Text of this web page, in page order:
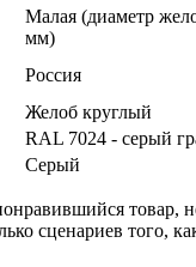
Малая (диаметр
мм)
Россия
Желоб круглый
RAL 7024 - серый
Серый
товар,
сценариев того,